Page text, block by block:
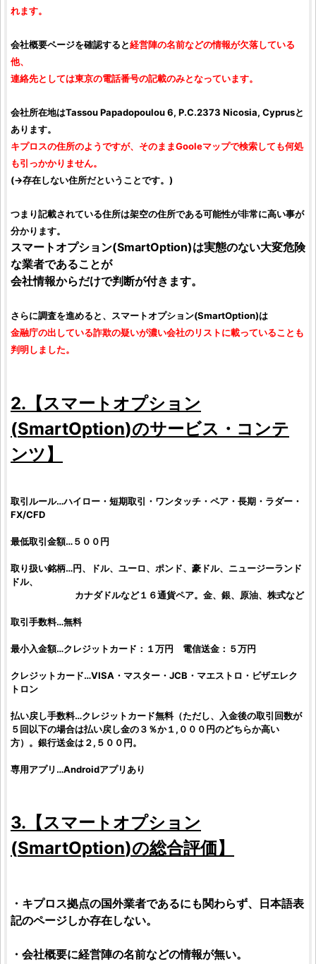
れます。
会社概要ページを確認すると経営陣の名前などの情報が欠落している
他、
連絡先としては東京の電話番号の記載のみとなっています。
会社所在地はTassou Papadopoulou 6, P.C.2373 Nicosia, Cyprusと
あります。
キプロスの住所のようですが、そのままGooleマップで検索しても何処
も引っかかりません。
(→存在しない住所だということです。)
つまり記載されている住所は架空の住所である可能性が非常に高い事が
分かります。
スマートオプション(SmartOption)は実態のない大変危険
な業者であることが
会社情報からだけで判断が付きます。
さらに調査を進めると、 スマートオプション(SmartOption)は
金融庁の出している詐欺の疑いが濃い会社のリストに載っていることも
判明しました。
2.【スマートオプション
(SmartOption)のサービス・コンテ
ンツ】
取引ルール…ハイロー・短期取引・ワンタッチ・ペア・長期・ラダー・
FX/CFD
最低取引金額…５００円
取り扱い銘柄…円、ドル、ユーロ、ポンド、豪ドル、ニュージーランド
ドル、
カナダドルなど１６通貨ペア。金、銀、原油、株式など
取引手数料…無料
最小入金額…クレジットカード：１万円 電信送金：５万円
クレジットカード…VISA・マスター・JCB・マエストロ・ビザエレク
トロン
払い戻し手数料…クレジットカード無料（ただし、入金後の取引回数が
５回以下の場合は払い戻し金の３％か１,０００円のどちらか高い
方）。銀行送金は２,５００円。
専用アプリ…Androidアプリあり
3.【スマートオプション
(SmartOption)の総合評価】
・キプロス拠点の国外業者であるにも関わらず、日本語表
記のページしか存在しない。
・会社概要に経営陣の名前などの情報が無い。